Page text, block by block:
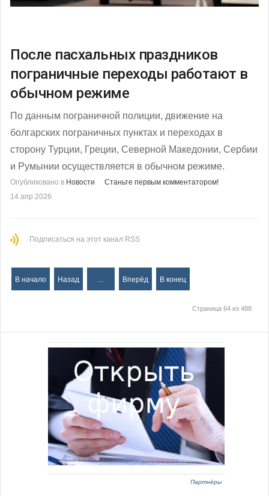
После пасхальных праздников
пограничные переходы работают в
обычном режиме
По данным пограничной полиции, движение на
болгарских пограничных пунктах и переходах в
сторону Турции, Греции, Северной Македонии, Сербии
и Румынии осуществляется в обычном режиме.
Опубликовано в Новости
Станьте первым комментатором!
14 апр 2026
Подписаться на этот канал RSS
В начало Назад … Вперёд В конец
Страница 64 из 488
Партнёры